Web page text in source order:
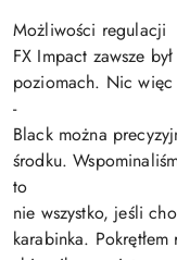
Możliwości regulacji
FX Impact zawsze
poziomach. Nic więc
-
Black można
środku.
to
nie wszystko, jeśli
karabinka.